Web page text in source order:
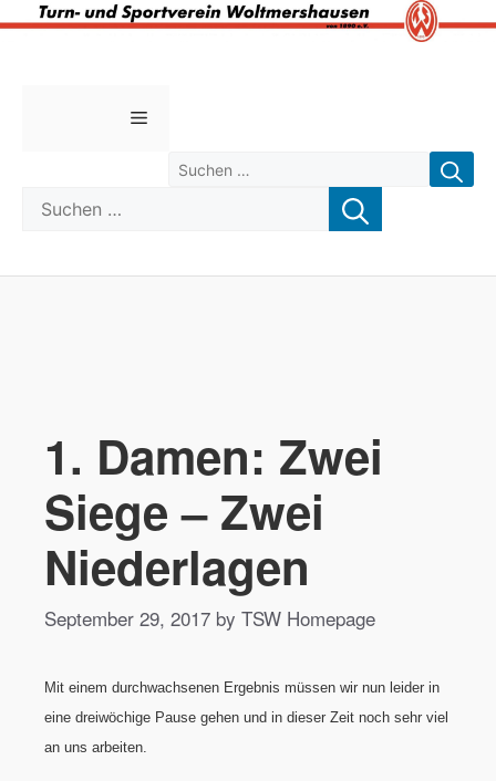
Suchen nach:
Menü
Suchen nach:
1. Damen: Zwei
Siege – Zwei
Niederlagen
September 29, 2017 by TSW Homepage
Mit einem durchwachsenen Ergebnis müssen wir nun leider in
eine dreiwöchige Pause gehen und in dieser Zeit noch sehr viel
an uns arbeiten.